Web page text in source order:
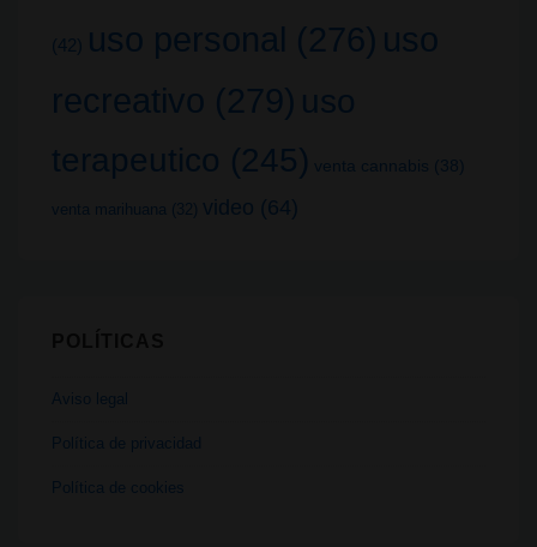
(42) uso personal (276) uso
recreativo (279) uso
terapeutico (245) venta cannabis (38)
venta marihuana (32) video (64)
Aviso legal
Política de privacidad
Política de cookies